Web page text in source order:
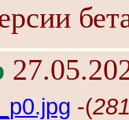
-(